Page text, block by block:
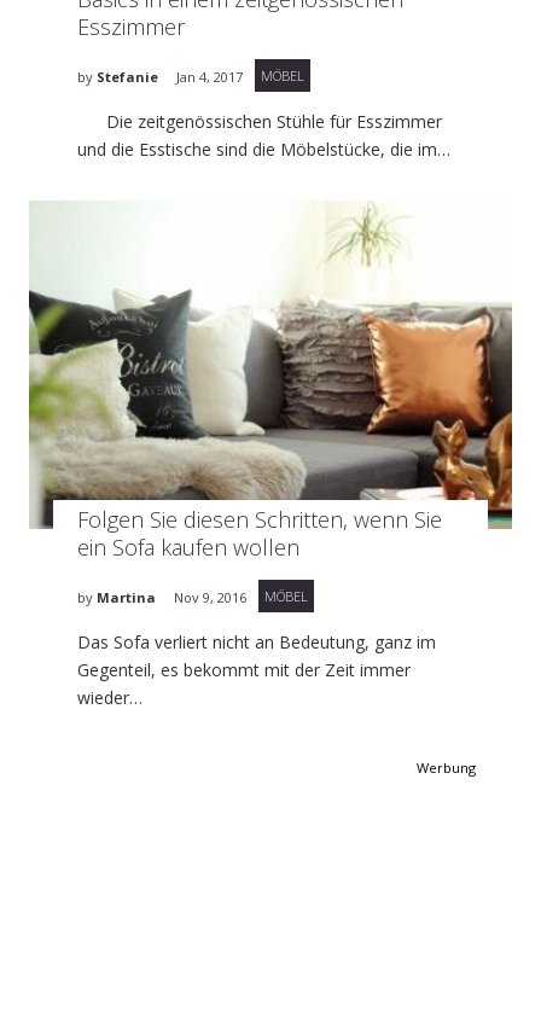
Esszimmer
by Stefanie Jan 4, 2017 MÖBEL
Die zeitgenössischen Stühle für Esszimmer
und die Esstische sind die Möbelstücke, die im…
Folgen Sie diesen Schritten, wenn Sie
ein Sofa kaufen wollen
by Martina Nov 9, 2016 MÖBEL
Das Sofa verliert nicht an Bedeutung, ganz im
Gegenteil, es bekommt mit der Zeit immer
wieder…
Werbung